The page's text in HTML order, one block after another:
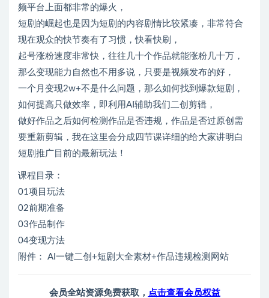
频平台上面都非常的爆火，
短剧的崛起也是因为短剧的内容剧情比较紧凑，非常符合
现在观众的快节奏有了习惯，快看快刷，
起号涨粉速度非常快，往往几十个作品就能涨粉几十万，
那么变现能力自然也不用多说，只要是视频发布的好，
一个月变现2w+不是什么问题，那么如何找到爆款短剧，
如何提高只做效率，即利用AI辅助我们二创剪辑，
做好作品之后如何检测作品是否违规，作品是否过原创需
要重新剪辑，我在这里会分成四节课详细的给大家讲明白
短剧推广目前的最新玩法！
课程目录：
01项目玩法
02前期准备
03作品制作
04变现方法
附件： AI一键二创+短剧大全素材+作品违规检测网站
会员全站资源免费获取， 点击查看会员权益